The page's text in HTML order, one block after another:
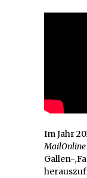
Im Jahr
MailOnline
Gallen-